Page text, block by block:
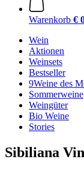
Warenkorb €
Wein
Aktionen
Weinsets
Bestseller
9Weine des
Sommerweine
Weingüter
Bio Weine
Stories
Sibiliana